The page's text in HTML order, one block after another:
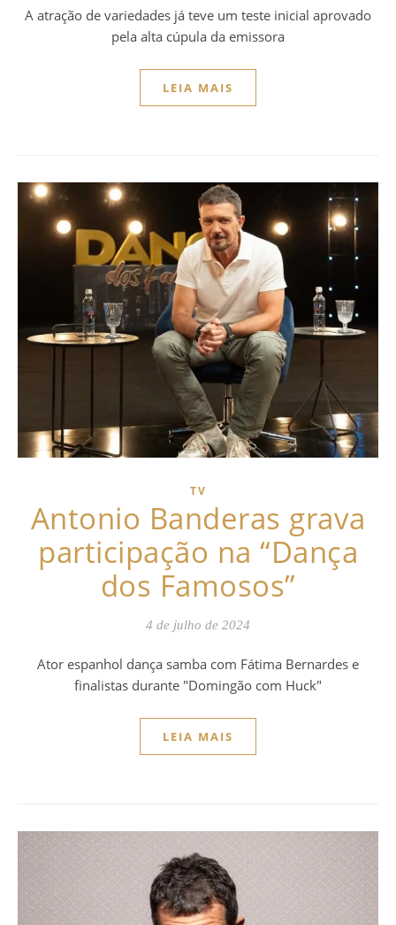
A atração de variedades já teve um teste inicial aprovado
pela alta cúpula da emissora
LEIA MAIS
TV
Antonio Banderas grava
participação na “Dança
dos Famosos”
4 de julho de 2024
Ator espanhol dança samba com Fátima Bernardes e
finalistas durante "Domingão com Huck"
LEIA MAIS